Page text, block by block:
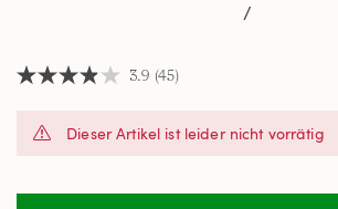
/
3.9
Sternen,
Bewertung.
3.9 (45)
Dieser Artikel ist leider nicht vorrätig